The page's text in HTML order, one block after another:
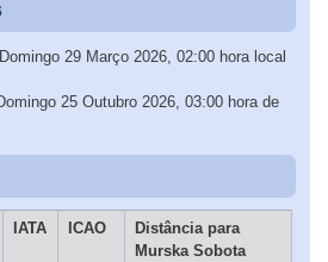
29 Março 2026, 02:00 hora local
25 Outubro 2026, 03:00 hora de
IATA ICAO
Distância para
Murska Sobota